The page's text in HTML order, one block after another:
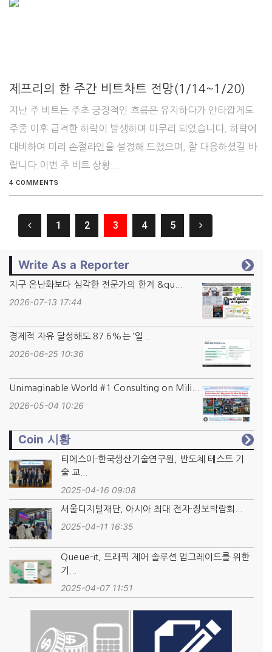
제프리의 한 주간 비트차트 전망(1/14~1/20)
지난 주 비트는 주초 긍정적인 흐름은 유지하다가 안타깝게도
주중 이후 급격한 하락이 발생하며 마무리 되었습니다. 하락에
대비하여 미리 손절라인을 설정해 드렸으며, 잘 대응하셨길 바
랍니다.이번 주 비트 상황...
4 COMMENTS
1 2 3 4 5
Write As a Reporter
지구 온난화보다 심각한 전문가의 한계 &qu...
2026-07-13 17:44
경제적 자유 달성해도 87.6%는 ‘일 ...
2026-06-25 10:36
Unimaginable World #1 Consulting on Mili...
2026-05-04 10:26
Coin 시황
티에스이-한국생산기술연구원, 반도체 테스트 기
술 교...
2025-04-16 09:08
서울디지털재단, 아시아 최대 전자·정보박람회...
2025-04-11 16:35
Queue-it, 트래픽 제어 솔루션 업그레이드를 위한
기...
2025-04-07 11:51